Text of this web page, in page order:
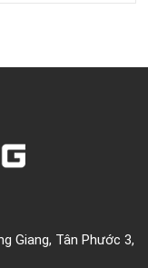
Giang, Tân Phước 3,